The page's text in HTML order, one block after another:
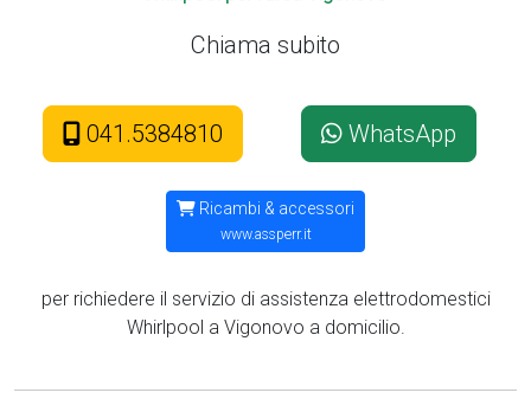
Chiama subito
041.5384810 WhatsApp
Ricambi & accessori
www.assperr.it
per richiedere il servizio di assistenza elettrodomestici
Whirlpool a Vigonovo a domicilio.